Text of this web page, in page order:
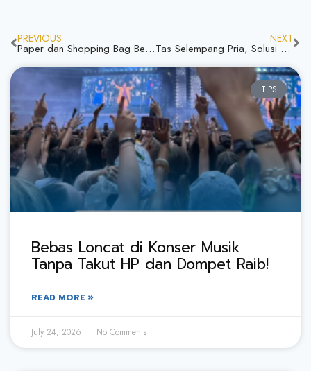
PREVIOUS
Paper dan Shopping Bag Bedanya & Mana yang Lebih Tepat?
NEXT
Tas Selempang Pria, Solusi Praktis untuk Gaya Hidup Aktif
TIPS
Bebas Loncat di Konser Musik
Tanpa Takut HP dan Dompet Raib!
READ MORE »
July 24, 2026 No Comments